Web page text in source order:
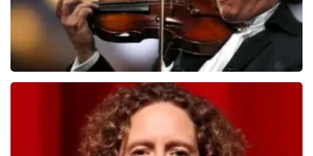
Andre Rieu
laatste 30 minuten
BESTEL NU